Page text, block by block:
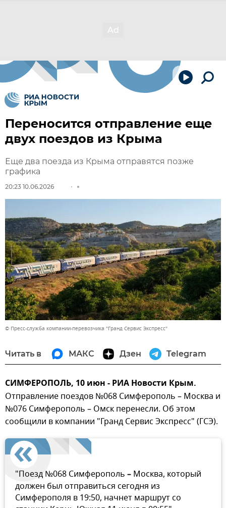
Переносится отправление еще
двух поездов из Крыма
Еще два поезда из Крыма отправятся позже
графика
20:23 10.06.2026
© Пресс-служба компании-перевозчика "Гранд Сервис Экспресс"
Читать в МАКС Дзен Telegram
СИМФЕРОПОЛЬ, 10 июн - РИА Новости Крым.
Отправление поездов №068 Симферополь – Москва и
№076 Симферополь – Омск перенесли. Об этом
сообщили в компании "Гранд Сервис Экспресс" (ГСЭ).
"Поезд №068 Симферополь – Москва, который
должен был отправиться сегодня из
Симферополя в 19:50, начнет маршрут со